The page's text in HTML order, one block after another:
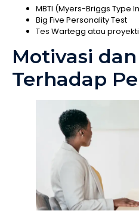
MBTI (Myers-Briggs Type
Big Five Personality Test
Tes Wartegg atau
Motivasi
Terhadap